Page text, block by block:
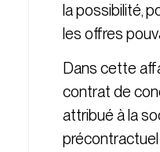
la possibilité,
les offres
Dans cette
contrat de
attribué à la
précontractuel